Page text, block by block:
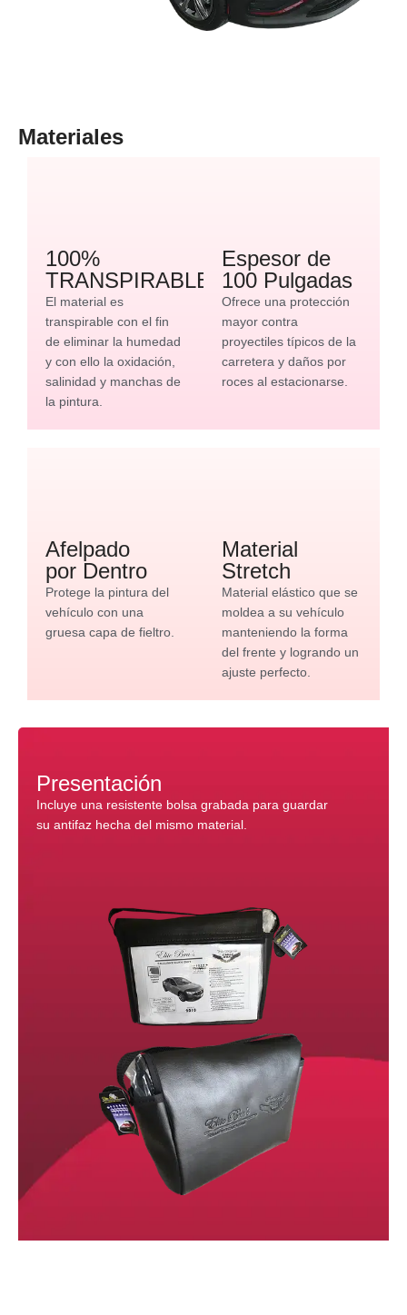
Materiales
100%
TRANSPIRABLE
El material es
transpirable con el fin
de eliminar la humedad
y con ello la oxidación,
salinidad y manchas de
la pintura.
Espesor de
100 Pulgadas
Ofrece una protección
mayor contra
proyectiles típicos de la
carretera y daños por
roces al estacionarse.
Afelpado
por Dentro
Protege la pintura del
vehículo con una
gruesa capa de fieltro.
Material
Stretch
Material elástico que se
moldea a su vehículo
manteniendo la forma
del frente y logrando un
ajuste perfecto.
Presentación
Incluye una resistente bolsa grabada para guardar
su antifaz hecha del mismo material.